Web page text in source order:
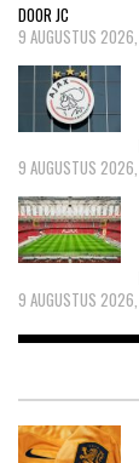
DOOR JC
9 AUGUSTUS
9 AUGUSTUS
9 AUGUSTUS